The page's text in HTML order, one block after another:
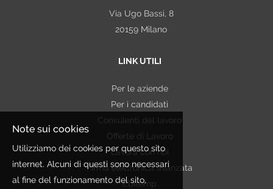
politico o sindacale, nonché lo stato di salute. In
alcuni casi tali Dati potrebbero essere strettamente
trattati esclusivamente per le finalità connesse
contrattuale/precontrattuale, legale, normativo,
regolamentare, nonché a disposizioni impartite da
autorità a ciò legittimate e da organi di vigilanza e
controllo. Qualora nei curricula inviati dai Candidati
siano presenti dati non pertinenti rispetto alla finalità
perseguita, Etjca si asterrà dall'utilizzare tali
Via Ugo Bassi, 8
20159 Milano
LINK UTILI
Per le aziende
Per i candidati
Consulenti del lavoro
Offerte di Lavoro
Lavora con noi
Firma elettronica avanzata
Ebitemp
Note sui cookies
Utilizziamo dei cookies per questo sito
internet. Alcuni di questi sono necessari
al fine del funzionamento del sito,